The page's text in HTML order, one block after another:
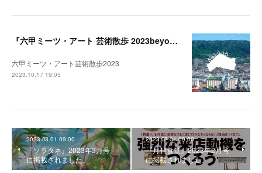
『六甲ミーツ・アート 芸術散歩 2023beyond』開催中。
六甲ミーツ・アート芸術散歩2023
2023.10.17 19:05
2023.03.01 09:00
『ソラタネ』2023年3月号
に掲載されました。
2023.02.01 09:00
『月刊食堂』2023年2月号
に掲載されました。